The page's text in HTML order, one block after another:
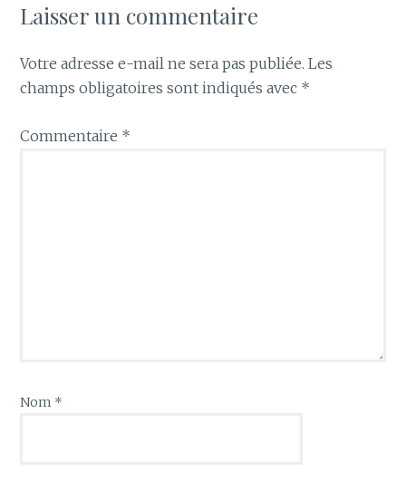
Laisser un commentaire
Votre adresse e-mail ne sera pas publiée. Les
champs obligatoires sont indiqués avec *
Commentaire *
Nom *